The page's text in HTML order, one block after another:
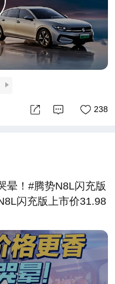
238
晕！#腾势N8L闪充版
闪充版上市价31.98